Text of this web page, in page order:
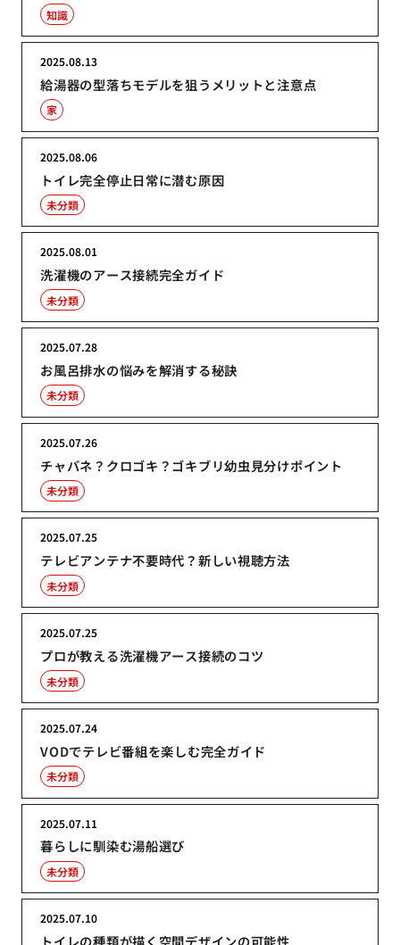
知識
給湯器の型落ちモデルを狙うメリットと注意点
2025.08.13
家
トイレ完全停止日常に潜む原因
2025.08.06
未分類
洗濯機のアース接続完全ガイド
2025.08.01
未分類
お風呂排水の悩みを解消する秘訣
2025.07.28
未分類
チャバネ？クロゴキ？ゴキブリ幼虫見分けポイント
2025.07.26
未分類
テレビアンテナ不要時代？新しい視聴方法
2025.07.25
未分類
プロが教える洗濯機アース接続のコツ
2025.07.25
未分類
VODでテレビ番組を楽しむ完全ガイド
2025.07.24
未分類
暮らしに馴染む湯船選び
2025.07.11
未分類
トイレの種類が描く空間デザインの可能性
2025.07.10